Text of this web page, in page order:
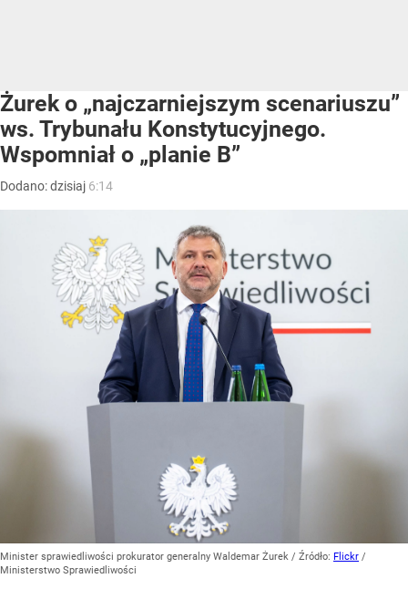
Żurek o „najczarniejszym scenariuszu”
ws. Trybunału Konstytucyjnego.
Wspomniał o „planie B”
Dodano:dzisiaj 6:14
Minister sprawiedliwości prokurator generalny Waldemar Żurek / Źródło: Flickr /
Ministerstwo Sprawiedliwości